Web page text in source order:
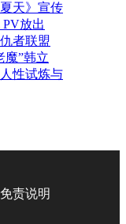
天》宣传
放出
者联盟
魔”韩立
性试炼与
免责说明